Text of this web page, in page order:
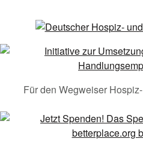
Für den Wegweiser